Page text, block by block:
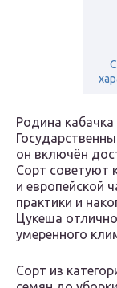
Родина
он включён
Сорт советуют
и европейской
практики и
Цукеша
умеренного
Сорт из